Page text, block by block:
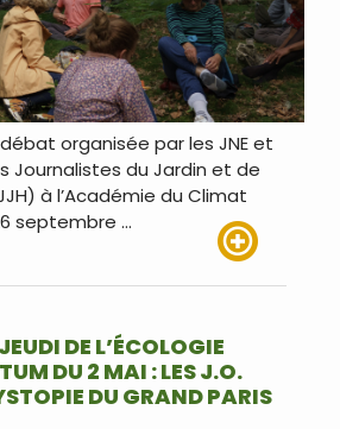
organisée par les JNE et
Journalistes du Jardin et de
à l’Académie du Climat
septembre …
DE L’ÉCOLOGIE
DU 2 MAI : LES J.O.
DU GRAND PARIS